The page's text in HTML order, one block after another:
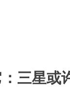
三星或